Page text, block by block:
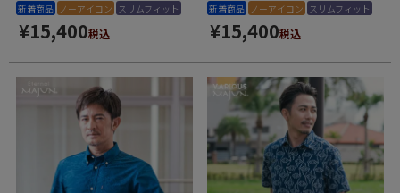
新着商品 ノーアイロン スリムフィット
¥15,400税込
新着商品 ノーアイロン スリムフィット
¥15,400税込